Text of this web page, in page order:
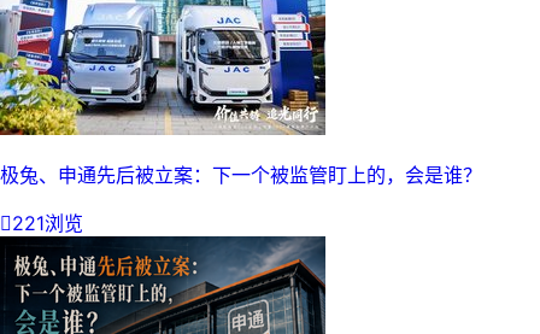
极兔、申通先后被立案：下一个被监管盯上的，会是谁？
221浏览